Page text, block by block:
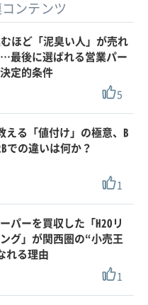
ンテンツ
ほど「泥臭い人」が売れ
最後に選ばれる営業パー
定的条件
5
える「値付け」の極意、B
での違いは何か？
1
パーを買収した「H2Oリ
グ」が関西圏の“小売王
れる理由
1